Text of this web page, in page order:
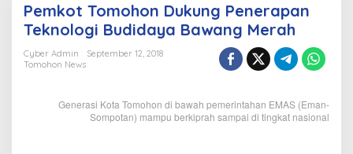
m
k
o
t
T
o
h
Pemkot Tomohon Dukung Penerapan
Teknologi Budidaya Bawang Merah
Cyber Admin
September 12, 2018
Tomohon News
Generasi Kota Tomohon di bawah pemerintahan EMAS (Eman-
Sompotan) mampu berkiprah sampai di tingkat nasional